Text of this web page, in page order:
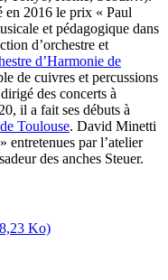
en 2016 le prix « Paul
et pédagogique dans
d’orchestre et
d’Harmonie de
de cuivres et percussions
des concerts à
il a fait ses débuts à
Toulouse. David Minetti
entretenues par l’atelier
des anches Steuer.
Ko)